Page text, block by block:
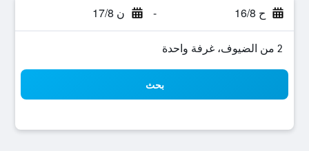
ح 16/8 - ن 17/8
2 من الضيوف، غرفة واحدة
بحث